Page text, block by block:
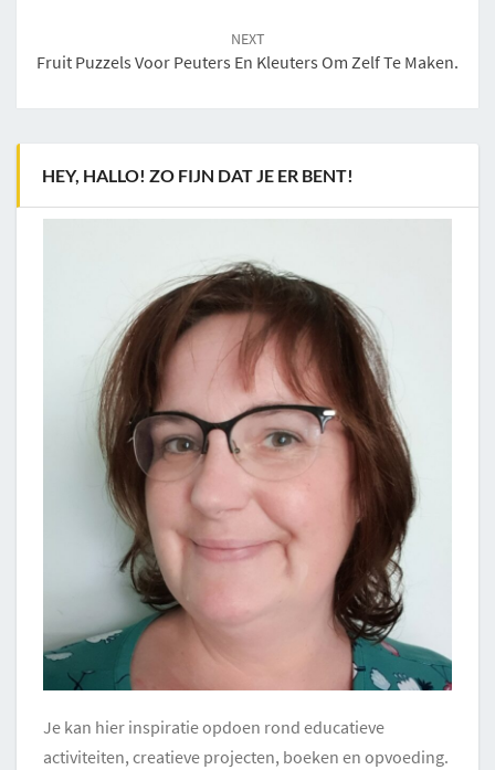
NEXT
Fruit Puzzels Voor Peuters En Kleuters Om Zelf Te Maken.
HEY, HALLO! ZO FIJN DAT JE ER BENT!
Je kan hier inspiratie opdoen rond educatieve
activiteiten, creatieve projecten, boeken en opvoeding.